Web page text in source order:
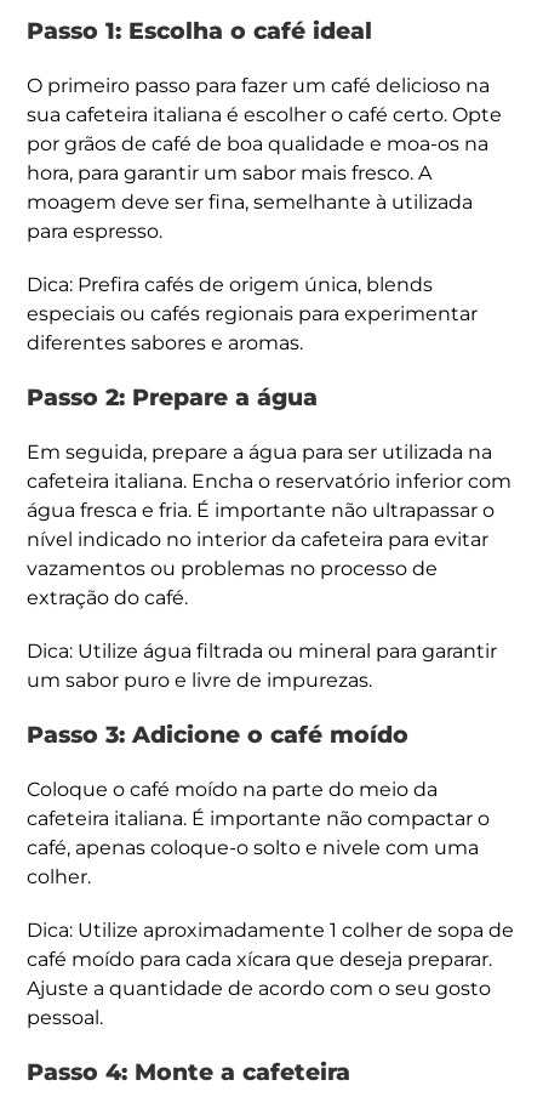
Passo 1: Escolha o café ideal
O primeiro passo para fazer um café delicioso na
sua cafeteira italiana é escolher o café certo. Opte
por grãos de café de boa qualidade e moa-os na
hora, para garantir um sabor mais fresco. A
moagem deve ser fina, semelhante à utilizada
para espresso.
Dica: Prefira cafés de origem única, blends
especiais ou cafés regionais para experimentar
diferentes sabores e aromas.
Passo 2: Prepare a água
Em seguida, prepare a água para ser utilizada na
cafeteira italiana. Encha o reservatório inferior com
água fresca e fria. É importante não ultrapassar o
nível indicado no interior da cafeteira para evitar
vazamentos ou problemas no processo de
extração do café.
Dica: Utilize água filtrada ou mineral para garantir
um sabor puro e livre de impurezas.
Passo 3: Adicione o café moído
Coloque o café moído na parte do meio da
cafeteira italiana. É importante não compactar o
café, apenas coloque-o solto e nivele com uma
colher.
Dica: Utilize aproximadamente 1 colher de sopa de
café moído para cada xícara que deseja preparar.
Ajuste a quantidade de acordo com o seu gosto
pessoal.
Passo 4: Monte a cafeteira